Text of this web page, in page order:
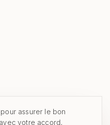
assurer le bon
votre accord,